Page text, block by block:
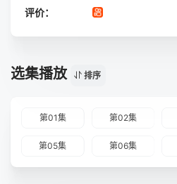
评价：
选集播放 排序
第01集 第02集
第05集 第06集